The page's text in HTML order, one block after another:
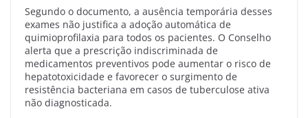
Segundo o documento, a ausência temporária desses
exames não justifica a adoção automática de
quimioprofilaxia para todos os pacientes. O Conselho
alerta que a prescrição indiscriminada de
medicamentos preventivos pode aumentar o risco de
hepatotoxicidade e favorecer o surgimento de
resistência bacteriana em casos de tuberculose ativa
não diagnosticada.